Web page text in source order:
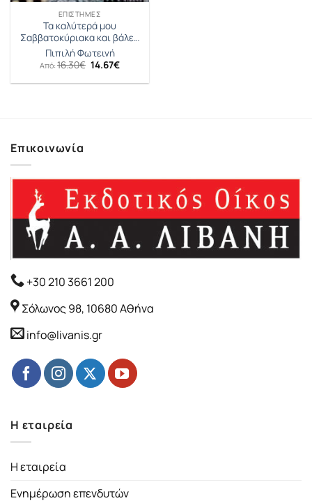
ΕΠΙΣΤΉΜΕΣ
Τα καλύτερά μου
Σαββατοκύριακα και βάλε…
Πιπιλή Φωτεινή
Από: 16.30€ Original
price
was:
14.67€Η
τιμή
Επικοινωνία
+30 210 3661 200
Σόλωνος 98, 10680 Αθήνα
info@livanis.gr
Η εταιρεία
Η εταιρεία
Ενημέρωση επενδυτών